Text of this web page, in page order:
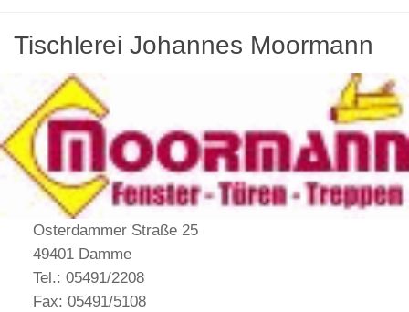
Tischlerei Johannes Moormann
Osterdammer Straße 25
49401 Damme
Tel.: 05491/2208
Fax: 05491/5108